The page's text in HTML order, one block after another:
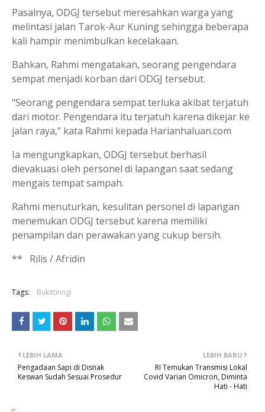
Pasalnya, ODGJ tersebut meresahkan warga yang
melintasi jalan Tarok-Aur Kuning sehingga beberapa
kali hampir menimbulkan kecelakaan.
Bahkan, Rahmi mengatakan, seorang pengendara
sempat menjadi korban dari ODGJ tersebut.
"Seorang pengendara sempat terluka akibat terjatuh
dari motor. Pengendara itu terjatuh karena dikejar ke
jalan raya," kata Rahmi kepada Harianhaluan.com
Ia mengungkapkan, ODGJ tersebut berhasil
dievakuasi oleh personel di lapangan saat sedang
mengais tempat sampah.
Rahmi menuturkan, kesulitan personel di lapangan
menemukan ODGJ tersebut karena memiliki
penampilan dan perawakan yang cukup bersih.
** Rilis / Afridin
Tags: Bukittinngi
LEBIH BARU
RI Temukan Transmisi Lokal
Covid Varian Omicron, Diminta
Hati - Hati
LEBIH LAMA
Pengadaan Sapi di Disnak
Keswan Sudah Sesuai Prosedur